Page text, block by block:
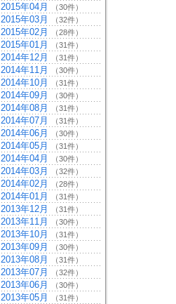
2015年04月 （30件）
2015年03月 （32件）
2015年02月 （28件）
2015年01月 （31件）
2014年12月 （31件）
2014年11月 （30件）
2014年10月 （31件）
2014年09月 （30件）
2014年08月 （31件）
2014年07月 （31件）
2014年06月 （30件）
2014年05月 （31件）
2014年04月 （30件）
2014年03月 （32件）
2014年02月 （28件）
2014年01月 （31件）
2013年12月 （31件）
2013年11月 （30件）
2013年10月 （31件）
2013年09月 （30件）
2013年08月 （31件）
2013年07月 （32件）
2013年06月 （30件）
2013年05月 （31件）